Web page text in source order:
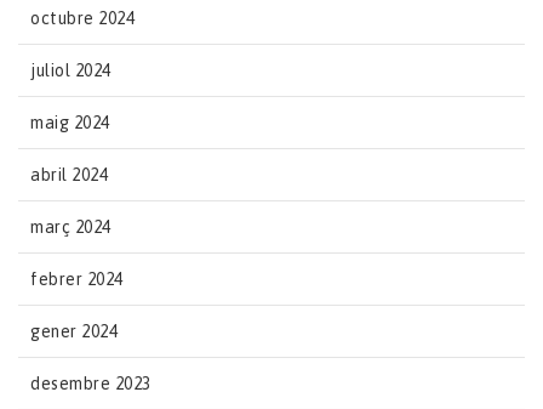
octubre 2024
juliol 2024
maig 2024
abril 2024
març 2024
febrer 2024
gener 2024
desembre 2023